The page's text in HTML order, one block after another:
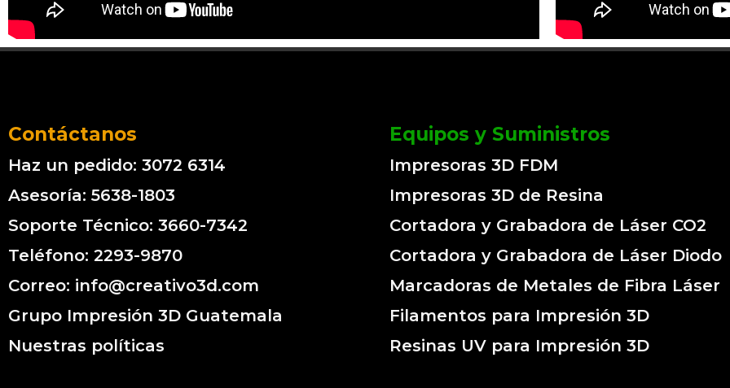
Contáctanos
Haz un pedido: 3072 6314
Asesoría: 5638-1803
Soporte Técnico: 3660-7342
Teléfono: 2293-9870
Correo: info@creativo3d.com
Grupo Impresión 3D Guatemala
Nuestras políticas
Equipos y Suministros
Impresoras 3D FDM
Impresoras 3D de Resina
Cortadora y Grabadora de Láser CO2
Cortadora y Grabadora de Láser Diodo
Marcadoras de Metales de Fibra Láser
Filamentos para Impresión 3D
Resinas UV para Impresión 3D